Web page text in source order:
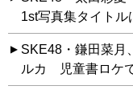
1st写真集タイト
SKE48・鎌田菜月
ルカ 児童書ロケ